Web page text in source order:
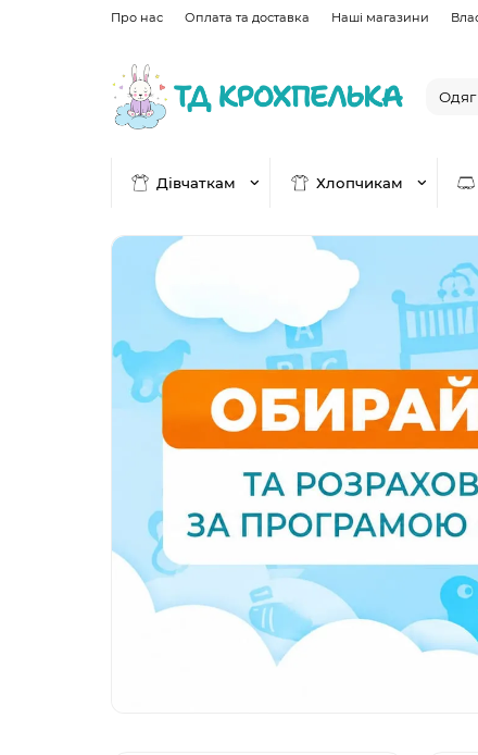
Про нас Оплата та доставка Наші магазини
Дівчаткам Хлопчикам